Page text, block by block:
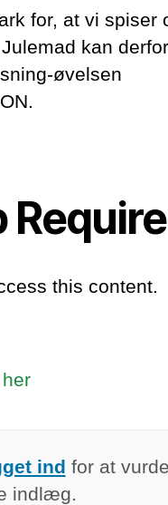
for, at vi spiser
kan
øvelsen
this content.
ind for at
indlæg.